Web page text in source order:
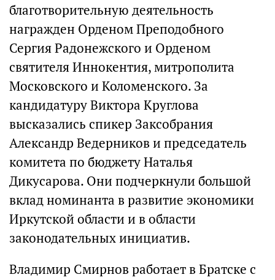
благотворительную деятельность
награжден Орденом Преподобного
Сергия Радонежского и Орденом
святителя Иннокентия, митрополита
Московского и Коломенского. За
кандидатуру Виктора Круглова
высказались спикер Заксобрания
Александр Ведерников и председатель
комитета по бюджету Наталья
Дикусарова. Они подчеркнули большой
вклад номинанта в развитие экономики
Иркутской области и в области
законодательных инициатив.
Владимир Смирнов работает в Братске с